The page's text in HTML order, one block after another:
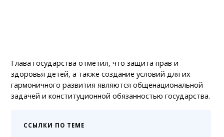
Глава государства отметил, что защита прав и
здоровья детей, а также создание условий для их
гармоничного развития являются общенациональной
задачей и конституционной обязанностью государства.
ССЫЛКИ ПО ТЕМЕ